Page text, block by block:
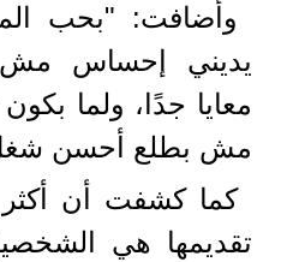
وأضافت: "بحب
يديني إحساس مش
معايا جدًا، ولما
مش بطلع أحسن
كما كشفت أن أكثر
تقديمها هي